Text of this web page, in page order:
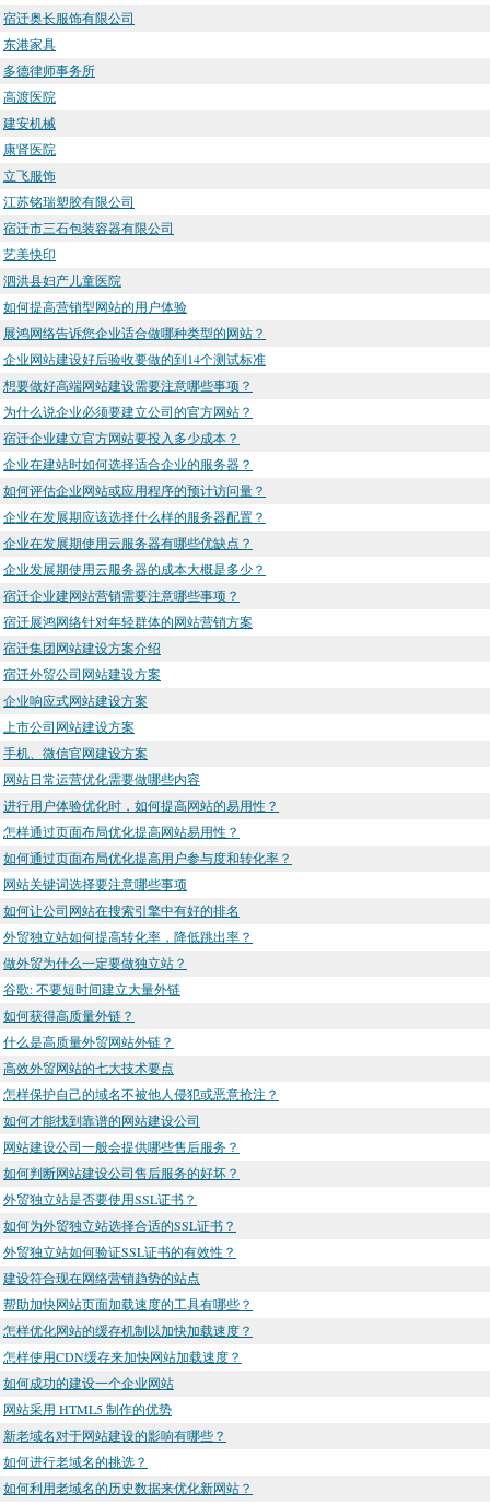
宿迁奥长服饰有限公司
东港家具
多德律师事务所
高渡医院
建安机械
康肾医院
立飞服饰
江苏铭瑞塑胶有限公司
宿迁市三石包装容器有限公司
艺美快印
泗洪县妇产儿童医院
如何提高营销型网站的用户体验
展鸿网络告诉您企业适合做哪种类型的网站？
企业网站建设好后验收要做的到14个测试标准
想要做好高端网站建设需要注意哪些事项？
为什么说企业必须要建立公司的官方网站？
宿迁企业建立官方网站要投入多少成本？
企业在建站时如何选择适合企业的服务器？
如何评估企业网站或应用程序的预计访问量？
企业在发展期应该选择什么样的服务器配置？
企业在发展期使用云服务器有哪些优缺点？
企业发展期使用云服务器的成本大概是多少？
宿迁企业建网站营销需要注意哪些事项？
宿迁展鸿网络针对年轻群体的网站营销方案
宿迁集团网站建设方案介绍
宿迁外贸公司网站建设方案
企业响应式网站建设方案
上市公司网站建设方案
手机、微信官网建设方案
网站日常运营优化需要做哪些内容
进行用户体验优化时，如何提高网站的易用性？
怎样通过页面布局优化提高网站易用性？
如何通过页面布局优化提高用户参与度和转化率？
网站关键词选择要注意哪些事项
如何让公司网站在搜索引擎中有好的排名
外贸独立站如何提高转化率，降低跳出率？
做外贸为什么一定要做独立站？
谷歌: 不要短时间建立大量外链
如何获得高质量外链？
什么是高质量外贸网站外链？
高效外贸网站的七大技术要点
怎样保护自己的域名不被他人侵犯或恶意抢注？
如何才能找到靠谱的网站建设公司
网站建设公司一般会提供哪些售后服务？
如何判断网站建设公司售后服务的好坏？
外贸独立站是否要使用SSL证书？
如何为外贸独立站选择合适的SSL证书？
外贸独立站如何验证SSL证书的有效性？
建设符合现在网络营销趋势的站点
帮助加快网站页面加载速度的工具有哪些？
怎样优化网站的缓存机制以加快加载速度？
怎样使用CDN缓存来加快网站加载速度？
如何成功的建设一个企业网站
网站采用 HTML5 制作的优势
新老域名对于网站建设的影响有哪些？
如何进行老域名的挑选？
如何利用老域名的历史数据来优化新网站？